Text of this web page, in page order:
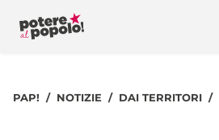
PAP! NOTIZIE DAI TERRITORI